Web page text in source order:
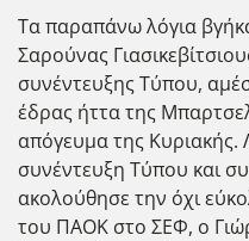
Τα παραπάνω λόγια
Σαρούνας
συνέντευξης Τύπου,
έδρας ήττα της
απόγευμα της Κυριακής.
συνέντευξη Τύπου και
ακολούθησε την όχι
του ΠΑΟΚ στο ΣΕΦ, ο